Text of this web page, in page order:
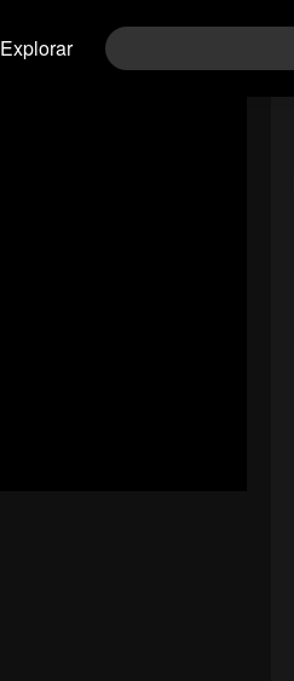
Explorar